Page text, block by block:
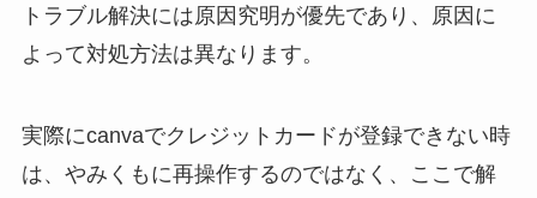
トラブル解決には原因究明が優先であり、原因に
よって対処方法は異なります。
実際にcanvaでクレジットカードが登録できない時
は、やみくもに再操作するのではなく、ここで解